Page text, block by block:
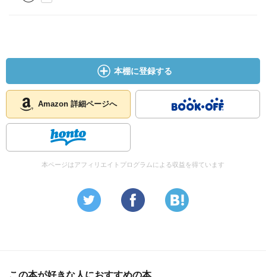
本棚に登録する
Amazon 詳細ページへ
本ページはアフィリエイトプログラムによる収益を得ています
この本が好きな人におすすめの本